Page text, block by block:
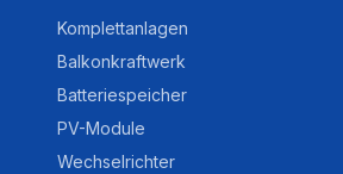
Komplettanlagen
Balkonkraftwerk
Batteriespeicher
PV-Module
Wechselrichter